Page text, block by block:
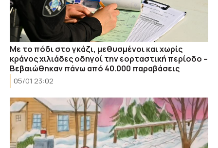
Με το πόδι στο γκάζι, μεθυσμένοι και χωρίς
κράνος χιλιάδες οδηγοί την εορταστική περίοδο –
Βεβαιώθηκαν πάνω από 40.000 παραβάσεις
05/01 23:02